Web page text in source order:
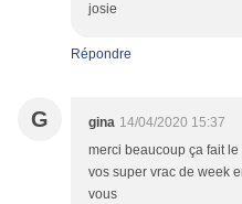
josie
Répondre
G gina 14/04/2020 15:37
merci beaucoup ça fait
vos super vrac de week
vous